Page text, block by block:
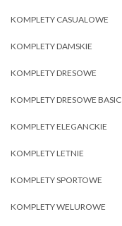
KOMPLETY CASUALOWE
KOMPLETY DAMSKIE
KOMPLETY DRESOWE
KOMPLETY DRESOWE BASIC
KOMPLETY ELEGANCKIE
KOMPLETY LETNIE
KOMPLETY SPORTOWE
KOMPLETY WELUROWE